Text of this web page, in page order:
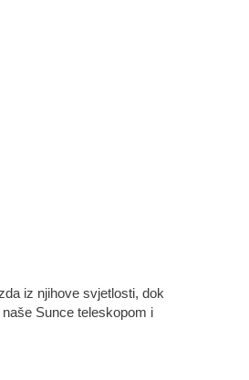
iz njihove svjetlosti, dok
Sunce teleskopom i